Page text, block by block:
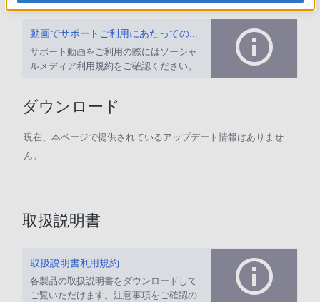
動画でサポートご利用にあたってのお願い
サポート動画をご利用の際にはソーシャ
ルメディア利用規約をご確認ください。
ダウンロード
現在、本ページで提供されているアップデート情報はありませ
ん。
取扱説明書
取扱説明書利用規約
各製品の取扱説明書をダウンロードして
ご覧いただけます。注意事項をご確認の